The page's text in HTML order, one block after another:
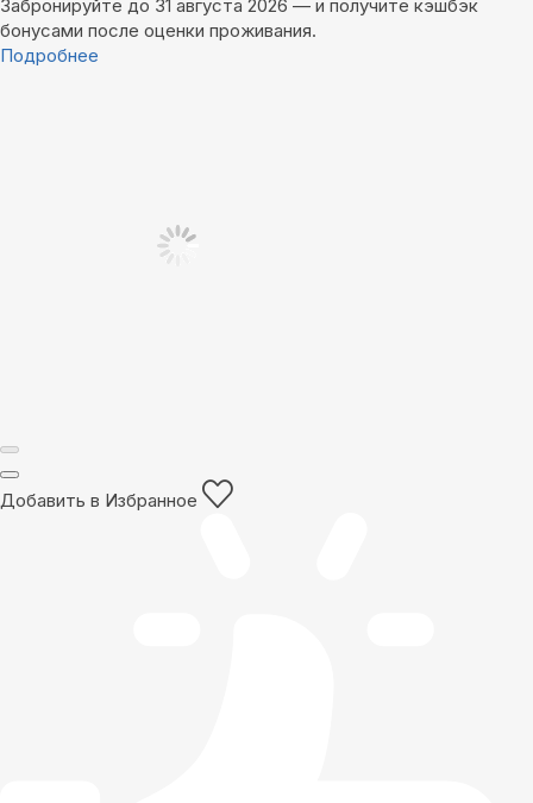
Забронируйте до 31 августа 2026 — и получите кэшбэк
бонусами после оценки проживания.
Подробнее
Добавить в Избранное